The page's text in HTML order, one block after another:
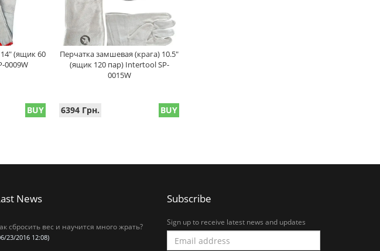
(ящик 60
0009W
BUY
Перчатка замшевая (крага) 10.5"
(ящик 120 пар) Intertool SP-
0015W
6394 Грн. BUY
News
сбросить вес и научится много жрать?
23/2016 12:08)
Subscribe
Sign up to receive latest news and updates